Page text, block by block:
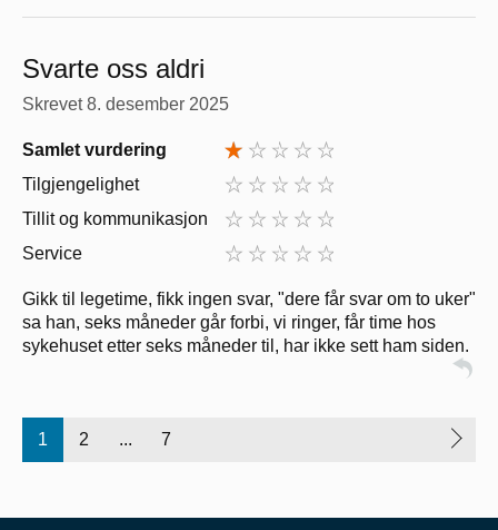
Svarte oss aldri
Skrevet8. desember 2025
Samlet vurdering
Tilgjengelighet
Tillit og kommunikasjon
Service
Gikk til legetime, fikk ingen svar, "dere får svar om to uker"
sa han, seks måneder går forbi, vi ringer, får time hos
sykehuset etter seks måneder til, har ikke sett ham siden.
1 2 ... 7